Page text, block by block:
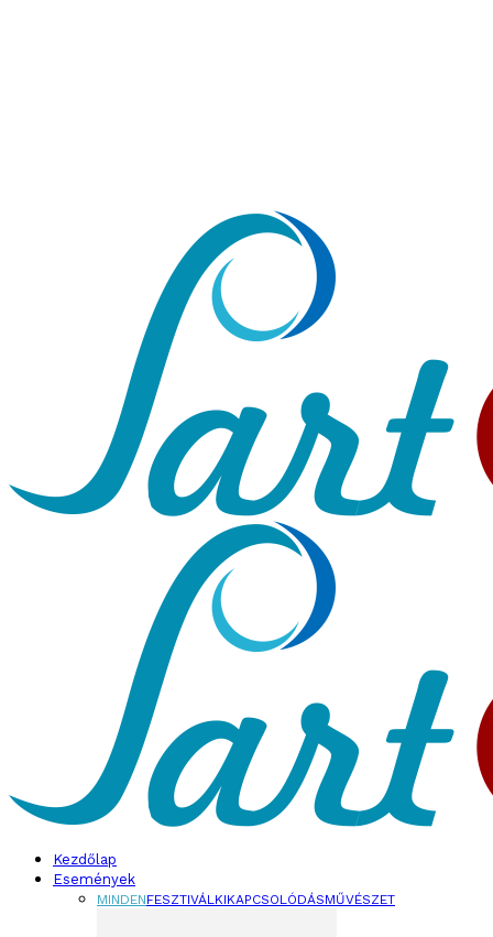
Kezdőlap
Események
MINDENFESZTIVÁLKIKAPCSOLÓDÁSMŰVÉSZET